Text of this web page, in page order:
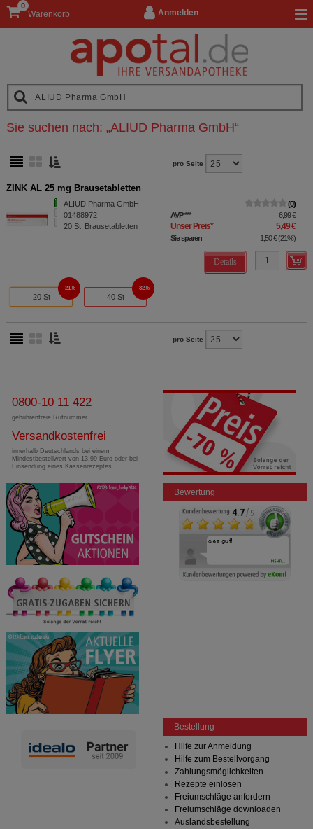
Anmelden
Warenkorb
0
Sie suchen nach: „ALIUD Pharma GmbH“
pro Seite
ZINK AL 25 mg Brausetabletten
ALIUD Pharma GmbH
01488972
20 St Brausetabletten
0
AVP*** 6,99 €
Unser Preis* 5,49 €
Sie sparen 1,50 €(21%)
Details
20 St
21%
40 St
32%
pro Seite
0800-10 11 422
gebührenfreie Rufnummer
Versandkostenfrei
innerhalb Deutschlands bei einem
Mindestbestellwert von 13,99 Euro oder bei
Einsendung eines Kassenrezeptes
Bewertung
Bestellung
Hilfe zur Anmeldung
Hilfe zum Bestellvorgang
Zahlungsmöglichkeiten
Rezepte einlösen
Freiumschläge anfordern
Freiumschläge downloaden
Auslandsbestellung